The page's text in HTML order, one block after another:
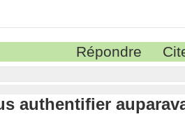
Répondre
authentifier